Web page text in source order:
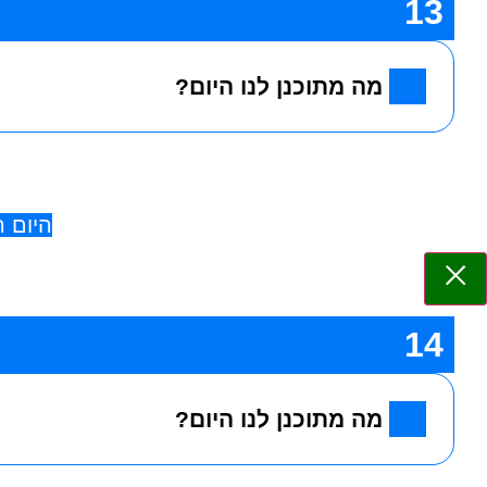
13
מה מתוכנן לנו היום?
היום
14
מה מתוכנן לנו היום?